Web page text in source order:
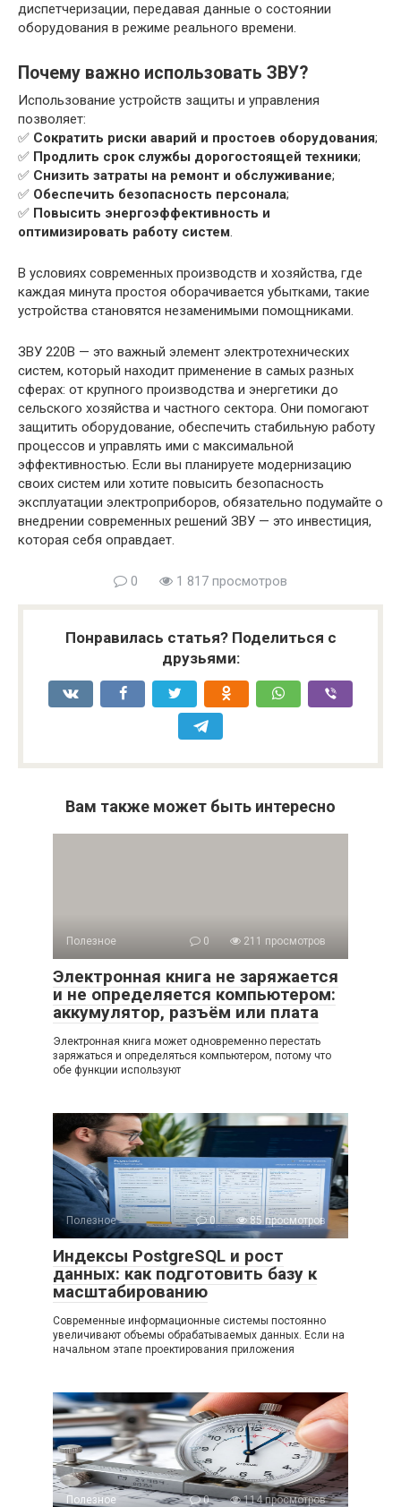
диспетчеризации, передавая данные о состоянии
оборудования в режиме реального времени.
Почему важно использовать ЗВУ?
Использование устройств защиты и управления
позволяет:
✅ Сократить риски аварий и простоев оборудования;
✅ Продлить срок службы дорогостоящей техники;
✅ Снизить затраты на ремонт и обслуживание;
✅ Обеспечить безопасность персонала;
✅ Повысить энергоэффективность и
оптимизировать работу систем.
В условиях современных производств и хозяйства, где
каждая минута простоя оборачивается убытками, такие
устройства становятся незаменимыми помощниками.
ЗВУ 220В — это важный элемент электротехнических
систем, который находит применение в самых разных
сферах: от крупного производства и энергетики до
сельского хозяйства и частного сектора. Они помогают
защитить оборудование, обеспечить стабильную работу
процессов и управлять ими с максимальной
эффективностью. Если вы планируете модернизацию
своих систем или хотите повысить безопасность
эксплуатации электроприборов, обязательно подумайте о
внедрении современных решений ЗВУ — это инвестиция,
которая себя оправдает.
0 1 817 просмотров
Понравилась статья? Поделиться с
друзьями:
Вам также может быть интересно
Полезное 0 211 просмотров
Электронная книга не заряжается
и не определяется компьютером:
аккумулятор, разъём или плата
Электронная книга может одновременно перестать
заряжаться и определяться компьютером, потому что
обе функции используют
Полезное 0 85 просмотров
Индексы PostgreSQL и рост
данных: как подготовить базу к
масштабированию
Современные информационные системы постоянно
увеличивают объемы обрабатываемых данных. Если на
начальном этапе проектирования приложения
Полезное 0 114 просмотров